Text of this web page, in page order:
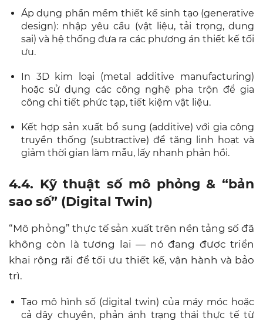
Áp dụng phần mềm thiết kế sinh tạo (generative
design): nhập yêu cầu (vật liệu, tải trọng, dung
sai) và hệ thống đưa ra các phương án thiết kế tối
ưu.
In 3D kim loại (metal additive manufacturing)
hoặc sử dụng các công nghệ pha trộn để gia
công chi tiết phức tạp, tiết kiệm vật liệu.
Kết hợp sản xuất bổ sung (additive) với gia công
truyền thống (subtractive) để tăng linh hoạt và
giảm thời gian làm mẫu, lấy nhanh phản hồi.
4.4. Kỹ thuật số mô phỏng & “bản
sao số” (Digital Twin)
“Mô phỏng” thực tế sản xuất trên nền tảng số đã
không còn là tương lai — nó đang được triển
khai rộng rãi để tối ưu thiết kế, vận hành và bảo
trì.
Tạo mô hình số (digital twin) của máy móc hoặc
cả dây chuyền, phản ánh trạng thái thực tế từ